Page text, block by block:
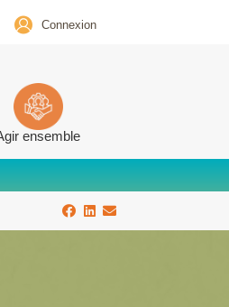
Connexion
ensemble